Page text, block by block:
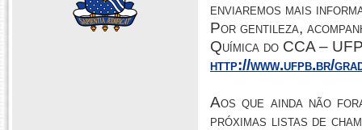
enviaremos mais
Por gentileza,
Química do CCA –
http://www.ufpb.br/
Aos que ainda não
próximas listas de